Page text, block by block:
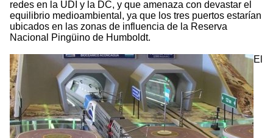
redes en la UDI y la DC, y que amenaza con devastar el
equilibrio medioambiental, ya que los tres puertos estarían
ubicados en las zonas de influencia de la Reserva
Nacional Pingüino de Humboldt.
El